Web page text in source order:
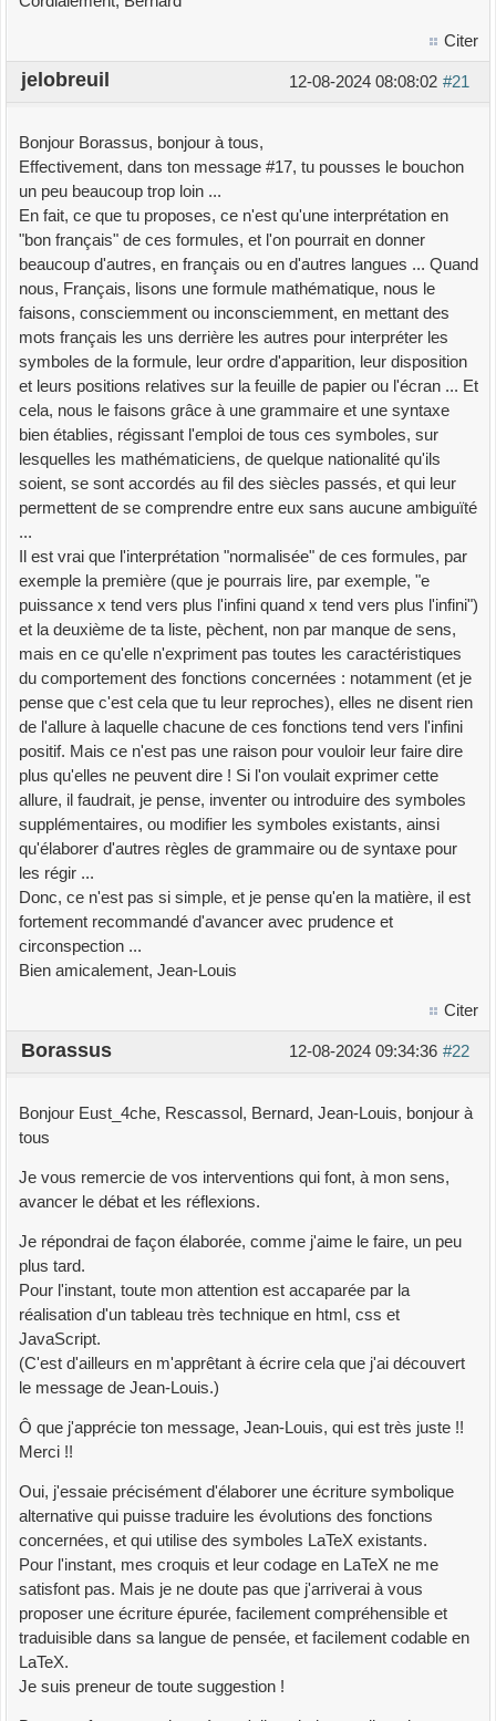
Citer
#21
12-08-2024 08:08:02
jelobreuil
Bonjour Borassus, bonjour à tous,
Effectivement, dans ton message #17, tu pousses le bouchon
un peu beaucoup trop loin ...
En fait, ce que tu proposes, ce n'est qu'une interprétation en
"bon français" de ces formules, et l'on pourrait en donner
beaucoup d'autres, en français ou en d'autres langues ... Quand
nous, Français, lisons une formule mathématique, nous le
faisons, consciemment ou inconsciemment, en mettant des
mots français les uns derrière les autres pour interpréter les
symboles de la formule, leur ordre d'apparition, leur disposition
et leurs positions relatives sur la feuille de papier ou l'écran ... Et
cela, nous le faisons grâce à une grammaire et une syntaxe
bien établies, régissant l'emploi de tous ces symboles, sur
lesquelles les mathématiciens, de quelque nationalité qu'ils
soient, se sont accordés au fil des siècles passés, et qui leur
permettent de se comprendre entre eux sans aucune ambiguïté
...
Il est vrai que l'interprétation "normalisée" de ces formules, par
exemple la première (que je pourrais lire, par exemple, "e
puissance x tend vers plus l'infini quand x tend vers plus l'infini")
et la deuxième de ta liste, pèchent, non par manque de sens,
mais en ce qu'elle n'expriment pas toutes les caractéristiques
du comportement des fonctions concernées : notamment (et je
pense que c'est cela que tu leur reproches), elles ne disent rien
de l'allure à laquelle chacune de ces fonctions tend vers l'infini
positif. Mais ce n'est pas une raison pour vouloir leur faire dire
plus qu'elles ne peuvent dire ! Si l'on voulait exprimer cette
allure, il faudrait, je pense, inventer ou introduire des symboles
supplémentaires, ou modifier les symboles existants, ainsi
qu'élaborer d'autres règles de grammaire ou de syntaxe pour
les régir ...
Donc, ce n'est pas si simple, et je pense qu'en la matière, il est
fortement recommandé d'avancer avec prudence et
circonspection ...
Bien amicalement, Jean-Louis
Citer
#22
12-08-2024 09:34:36
Borassus
Bonjour Eust_4che, Rescassol, Bernard, Jean-Louis, bonjour à
tous
Je vous remercie de vos interventions qui font, à mon sens,
avancer le débat et les réflexions.
Je répondrai de façon élaborée, comme j'aime le faire, un peu
plus tard.
Pour l'instant, toute mon attention est accaparée par la
réalisation d'un tableau très technique en html, css et
JavaScript.
(C'est d'ailleurs en m'apprêtant à écrire cela que j'ai découvert
le message de Jean-Louis.)
Ô que j'apprécie ton message, Jean-Louis, qui est très juste !!
Merci !!
Oui, j'essaie précisément d'élaborer une écriture symbolique
alternative qui puisse traduire les évolutions des fonctions
concernées, et qui utilise des symboles LaTeX existants.
Pour l'instant, mes croquis et leur codage en LaTeX ne me
satisfont pas. Mais je ne doute pas que j'arriverai à vous
proposer une écriture épurée, facilement compréhensible et
traduisible dans sa langue de pensée, et facilement codable en
LaTeX.
Je suis preneur de toute suggestion !